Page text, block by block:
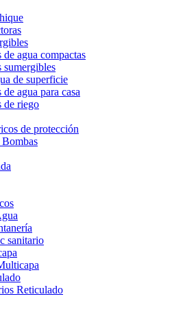
de agua compactas
sumergibles
de superficie
agua para casa
de riego
de protección
sanitario
Reticulado